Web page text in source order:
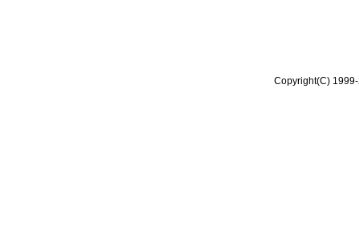
Copyright(C)